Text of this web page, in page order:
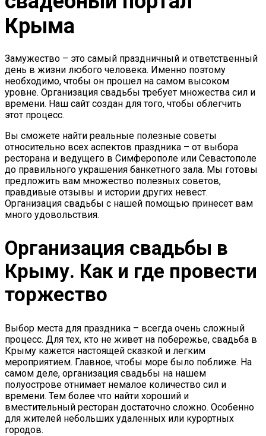
Крыма
Замужество – это самый праздничный и ответственный
день в жизни любого человека. Именно поэтому
необходимо, чтобы он прошел на самом высоком
уровне. Организация свадьбы требует множества сил и
времени. Наш сайт создан для того, чтобы облегчить
этот процесс.
Вы сможете найти реальные полезные советы
относительно всех аспектов праздника – от выбора
ресторана и ведущего в Симферополе или Севастополе
до правильного украшения банкетного зала. Мы готовы
предложить вам множество полезных советов,
правдивые отзывы и истории других невест.
Организация свадьбы с нашей помощью принесет вам
много удовольствия.
Организация свадьбы в
Крыму. Как и где провести
торжество
Выбор места для праздника – всегда очень сложный
процесс. Для тех, кто не живет на побережье, свадьба в
Крыму кажется настоящей сказкой и легким
мероприятием. Главное, чтобы море было поближе. На
самом деле, организация свадьбы на нашем
полуострове отнимает немалое количество сил и
времени. Тем более что найти хороший и
вместительный ресторан достаточно сложно. Особенно
для жителей небольших удаленных или курортных
городов.